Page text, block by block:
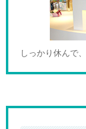
しっかり休んで